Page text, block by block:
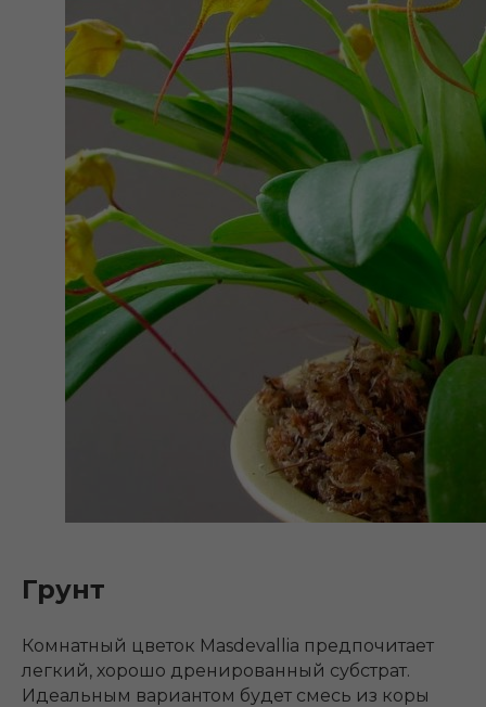
Грунт
Комнатный цветок Masdevallia предпочитает
легкий, хорошо дренированный субстрат.
Идеальным вариантом будет смесь из коры